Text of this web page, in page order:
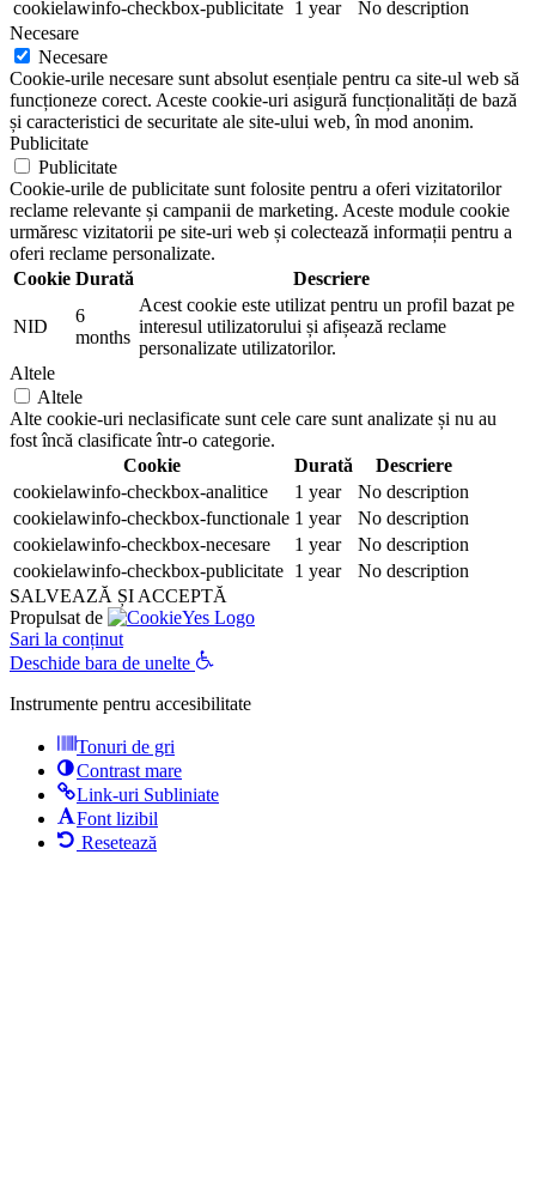
cookielawinfo-checkbox-publicitate 1 year
No description
Necesare
Necesare
Cookie-urile necesare sunt absolut esențiale pentru ca site-ul web să
funcționeze corect. Aceste cookie-uri asigură funcționalități de bază
și caracteristici de securitate ale site-ului web, în mod anonim.
Publicitate
Publicitate
Cookie-urile de publicitate sunt folosite pentru a oferi vizitatorilor
reclame relevante și campanii de marketing. Aceste module cookie
urmăresc vizitatorii pe site-uri web și colectează informații pentru a
oferi reclame personalizate.
Cookie Durată Descriere
NID
6
months
Acest cookie este utilizat pentru un profil bazat pe
interesul utilizatorului și afișează reclame
personalizate utilizatorilor.
Altele
Altele
Alte cookie-uri neclasificate sunt cele care sunt analizate și nu au
fost încă clasificate într-o categorie.
Cookie
Durată
Descriere
cookielawinfo-checkbox-analitice
1 year
No description
cookielawinfo-checkbox-functionale 1 year
No description
cookielawinfo-checkbox-necesare
1 year
No description
cookielawinfo-checkbox-publicitate 1 year
No description
SALVEAZĂ ȘI ACCEPTĂ
Propulsat de
Sari la conținut
Deschide bara de unelte
Instrumente pentru accesibilitate
Tonuri de gri
Contrast mare
Link-uri Subliniate
Font lizibil
Resetează